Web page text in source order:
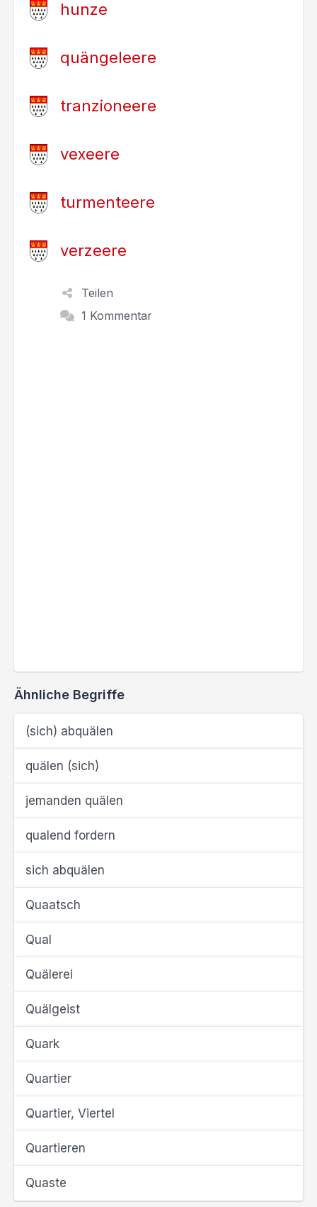
hunze
quängeleere
tranzioneere
vexeere
turmenteere
verzeere
Teilen
1 Kommentar
Ähnliche Begriffe
(sich) abquälen
quälen (sich)
jemanden quälen
qualend fordern
sich abquälen
Quaatsch
Qual
Quälerei
Quälgeist
Quark
Quartier
Quartier, Viertel
Quartieren
Quaste